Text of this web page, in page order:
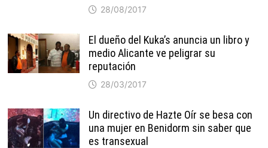
28/08/2017
El dueño del Kuka’s anuncia un libro y
medio Alicante ve peligrar su
reputación
28/03/2017
Un directivo de Hazte Oír se besa con
una mujer en Benidorm sin saber que
es transexual